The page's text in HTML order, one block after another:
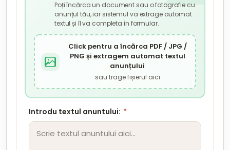
Poți încărca un document sau o fotografie cu
anunțul tău, iar sistemul va extrage automat
textul și îl va completa în formular.
Click pentru a încărca PDF / JPG /
PNG și extragem automat textul
anunțului
sau trage fișierul aici
Introdu textul anuntului: *